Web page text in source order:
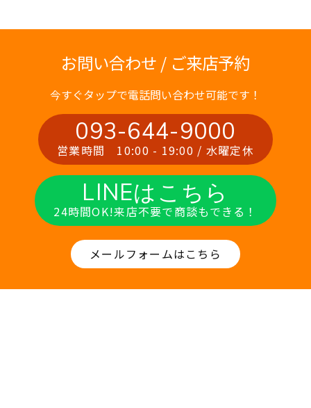
お問い合わせ / ご来店予約
今すぐタップで電話問い合わせ可能です！
093-644-9000
営業時間 10:00 - 19:00 / 水曜定休
LINEはこちら
24時間OK!来店不要で商談もできる！
メールフォームはこちら